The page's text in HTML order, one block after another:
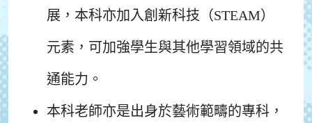
展，本科亦加入創新科技（STEAM）
元素，可加強學生與其他學習領域的共
通能力。
本科老師亦是出身於藝術範疇的專科，